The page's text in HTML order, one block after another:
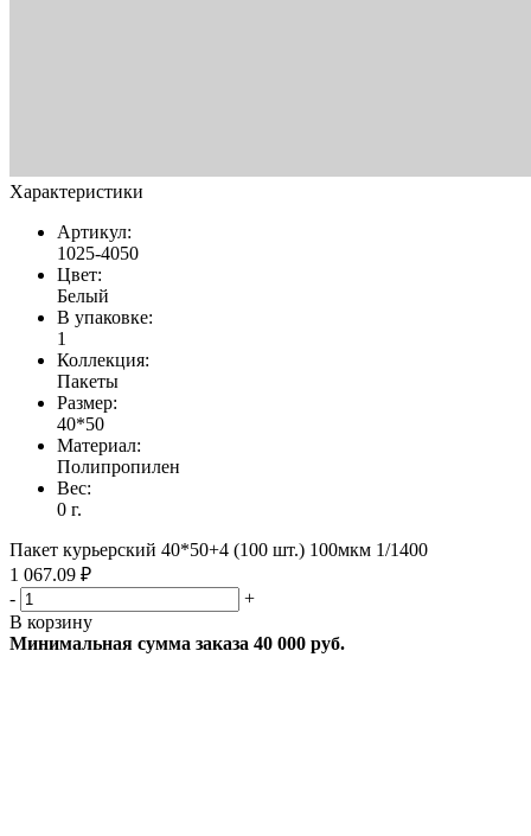
Характеристики
Артикул:
1025-4050
Цвет:
Белый
В упаковке:
1
Коллекция:
Пакеты
Размер:
40*50
Материал:
Полипропилен
Вес:
0 г.
Пакет курьерский 40*50+4 (100 шт.) 100мкм 1/1400
1 067.09 ₽
-
+
В корзину
Минимальная сумма заказа 40 000 руб.